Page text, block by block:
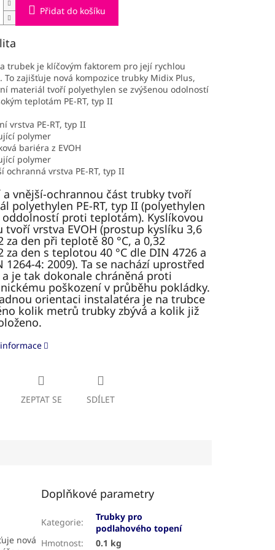
Přidat do košíku
trubek je klíčovým faktorem pro její rychlou
To zajišťuje nová kompozice trubky Midix Plus,
materiál tvoří polyethylen se zvýšenou odolností
teplotám PE-RT, typ II
vrstva PE-RT, typ II
polymer
bariéra z EVOH
polymer
ochranná vrstva PE-RT, typ II
vnější-ochrannou část trubky tvoří
polyethylen PE-RT, typ II (polyethylen
oddolností proti teplotám). Kyslíkovou
tvoří vrstva EVOH (prostup kyslíku 3,6
za den při teplotě 80 °C, a 0,32
za den s teplotou 40 °C dle DIN 4726 a
1264-4: 2009). Ta se nachází uprostřed
je tak dokonale chráněná proti
poškození v průběhu pokládky.
orientaci instalatéra je na trubce
kolik metrů trubky zbývá a kolik již
ZEPTAT SE SDÍLET
nová
Doplňkové parametry
Kategorie:
Trubky pro
podlahového topení
Hmotnost: 0.1 kg